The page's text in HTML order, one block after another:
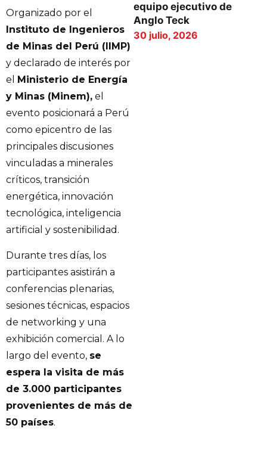
Organizado por el
Instituto de Ingenieros
de Minas del Perú (IIMP)
y declarado de interés por
el
Ministerio de Energía
y Minas (Minem), el
evento posicionará a Perú
como epicentro de las
principales discusiones
vinculadas a minerales
críticos, transición
energética, innovación
tecnológica, inteligencia
artificial y sostenibilidad.
Durante tres días, los
participantes asistirán a
conferencias plenarias,
sesiones técnicas, espacios
de networking y una
exhibición comercial. A lo
largo del evento, se
espera la visita de más
de 3.000 participantes
provenientes de más de
50 países.
equipo ejecutivo de
Anglo Teck
30 julio, 2026